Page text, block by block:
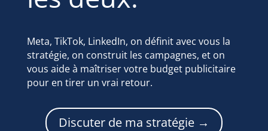
Meta, TikTok, LinkedIn, on définit avec vous la
stratégie, on construit les campagnes, et on
vous aide à maîtriser votre budget publicitaire
pour en tirer un vrai retour.
Discuter de ma stratégie →